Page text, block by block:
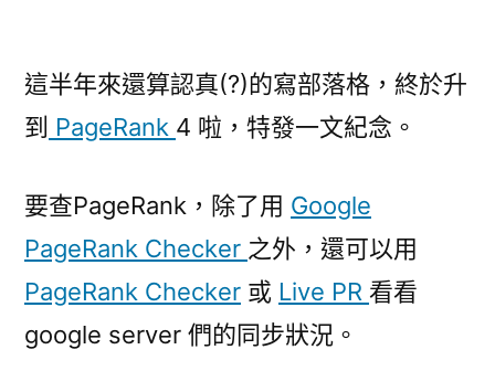
4〉
這半年來還算認真(?)的寫部落格，終於升
到 PageRank 4 啦，特發一文紀念。
要查PageRank，除了用 Google
PageRank Checker 之外，還可以用
PageRank Checker 或 Live PR 看看
google server 們的同步狀況。